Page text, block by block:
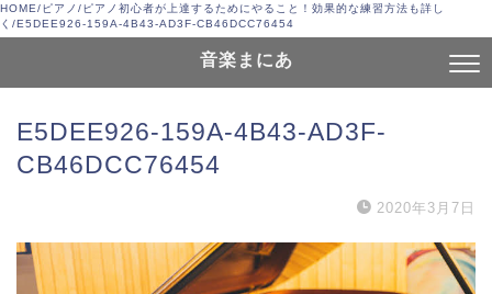
HOME/ピアノ /ピアノ初心者が上達するためにやること！効果的な練習方法も詳し
く /E5DEE926-159A-4B43-AD3F-CB46DCC76454
音楽まにあ
E5DEE926-159A-4B43-AD3F-
CB46DCC76454
2020年3月7日